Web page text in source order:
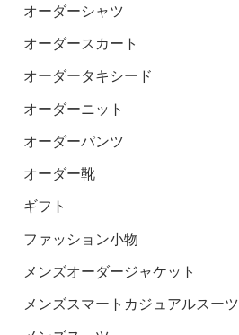
オーダーシャツ
オーダースカート
オーダータキシード
オーダーニット
オーダーパンツ
オーダー靴
ギフト
ファッション小物
メンズオーダージャケット
メンズスマートカジュアルスーツ